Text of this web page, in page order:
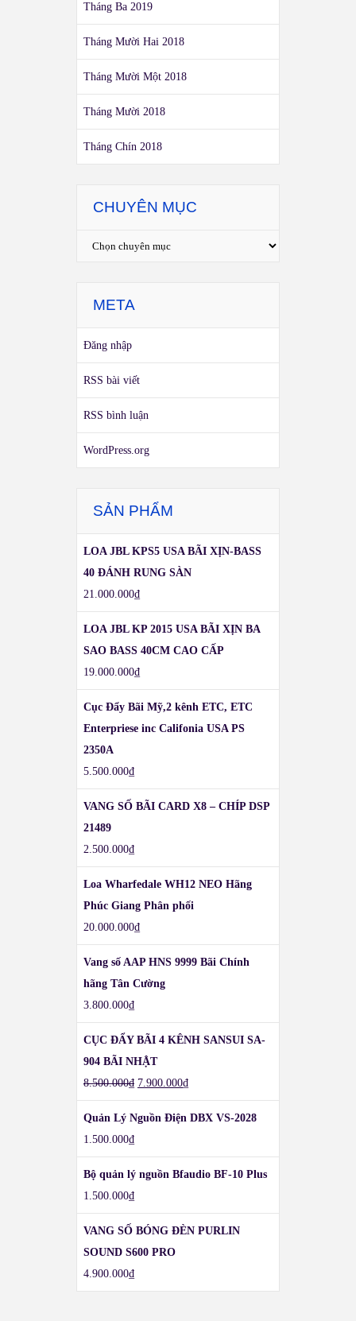
Tháng Ba 2019
Tháng Mười Hai 2018
Tháng Mười Một 2018
Tháng Mười 2018
Tháng Chín 2018
CHUYÊN MỤC
META
Đăng nhập
RSS bài viết
RSS bình luận
WordPress.org
SẢN PHẨM
LOA JBL KPS5 USA BÃI XỊN-BASS
40 ĐÁNH RUNG SÀN
21.000.000₫
LOA JBL KP 2015 USA BÃI XỊN BA
SAO BASS 40CM CAO CẤP
19.000.000₫
Cục Đẩy Bãi Mỹ,2 kênh ETC, ETC
Enterpriese inc Califonia USA PS
2350A
5.500.000₫
VANG SỐ BÃI CARD X8 – CHÍP DSP
21489
2.500.000₫
Loa Wharfedale WH12 NEO Hãng
Phúc Giang Phân phối
20.000.000₫
Vang số AAP HNS 9999 Bãi Chính
hãng Tân Cường
3.800.000₫
CỤC ĐẨY BÃI 4 KÊNH SANSUI SA-
904 BÃI NHẬT
8.500.000₫ 7.900.000₫
Quản Lý Nguồn Điện DBX VS-2028
1.500.000₫
Bộ quản lý nguồn Bfaudio BF-10 Plus
1.500.000₫
VANG SỐ BÓNG ĐÈN PURLIN
SOUND S600 PRO
4.900.000₫